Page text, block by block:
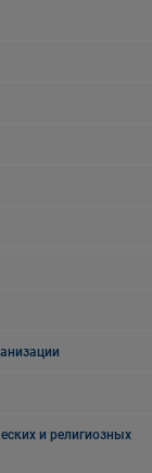
и религиозных